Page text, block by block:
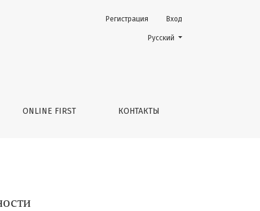
ONLINE FIRST КОНТАКТЫ
Регистрация Вход
Change the language. The
Русский